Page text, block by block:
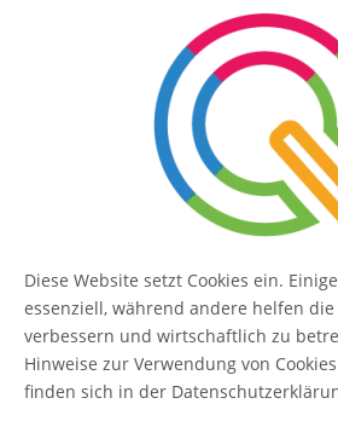
QUIQQER
Blog
Diese Website setzt Cookies ein.
essenziell, während andere helfen die
verbessern und wirtschaftlich zu
Hinweise zur Verwendung von
finden sich in der